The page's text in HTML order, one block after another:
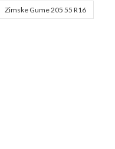
Zimske Gume 205 55 R16